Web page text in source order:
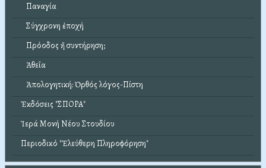
Παναγία
Σύγχρονη ἐποχή
Πρόοδος ἤ συντήρηση;
Ἀθεΐα
Ἀπολογητική: Ὀρθός λόγος-Πίστη
Ἐκδόσεις "ΣΠΟΡΑ"
Ἱερά Μονή Νέου Στουδίου
Περιοδικό "Ἐλεύθερη Πληροφόρηση"